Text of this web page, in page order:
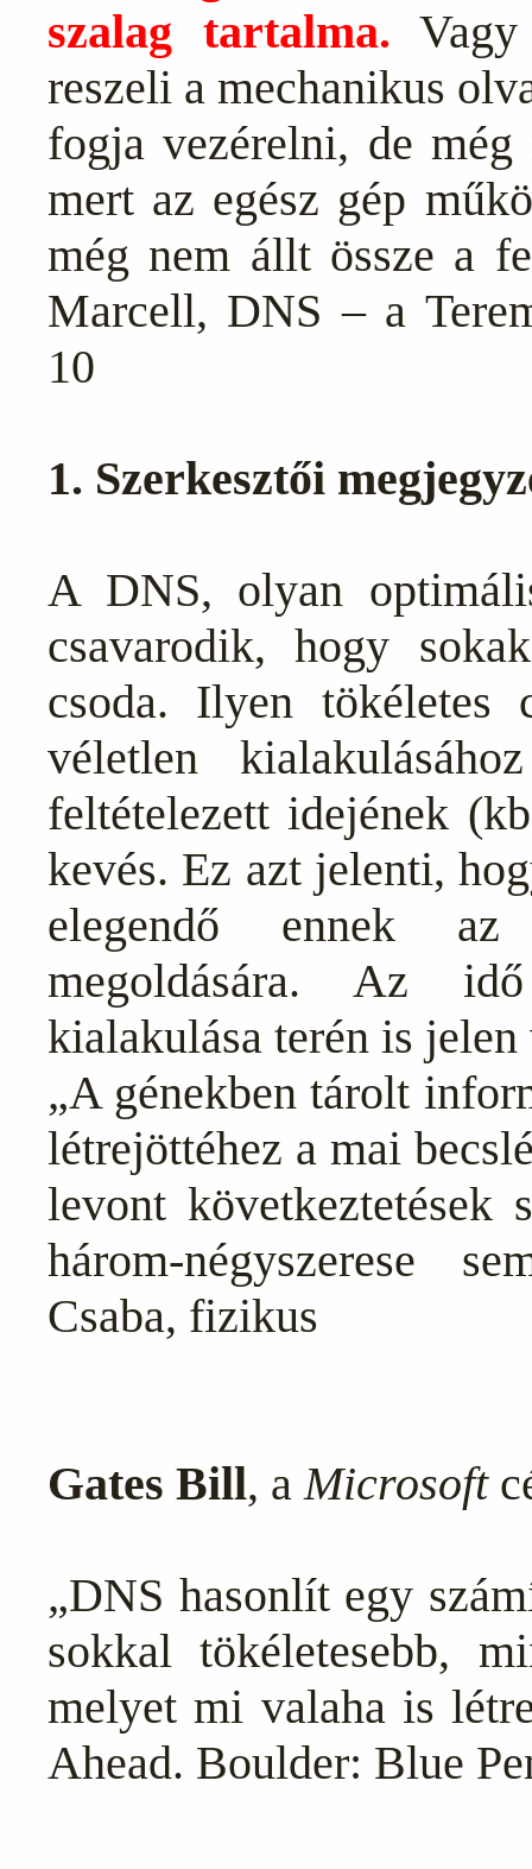
szalag tartalma.
reszeli a mechanikus
fogja vezérelni, de
mert az egész gép
még nem állt össze a
Marcell, DNS – a
10
1. Szerkesztői
A DNS, olyan
csavarodik, hogy
csoda. Ilyen tökéletes
véletlen
feltételezett idejének
kevés. Ez azt jelenti,
elegendő ennek
megoldására. Az
kialakulása terén is jelen
„A génekben tárolt
létrejöttéhez a mai
levont következtetések
három-négyszerese
Csaba, fizikus
Gates Bill, aMicrosoft
„DNS hasonlít egy
sokkal tökéletesebb,
melyet mi valaha is
Ahead. Boulder: Blue